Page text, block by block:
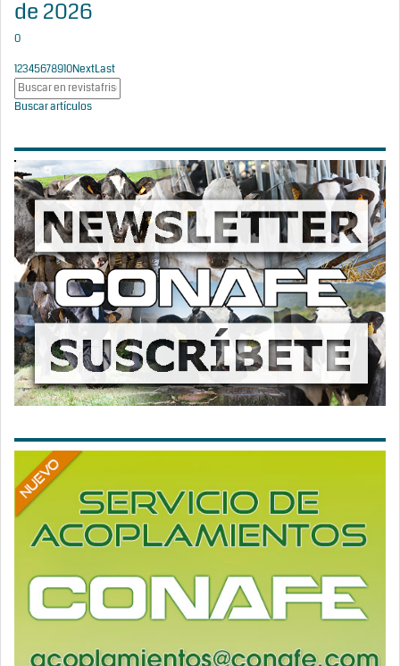
de 2026
0
12345678910NextLast
Buscar artículos